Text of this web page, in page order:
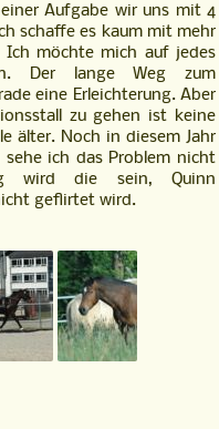
Aufgabe wir uns mit 4
schaffe es kaum mit mehr
Ich möchte mich auf jedes
Der lange Weg zum
eine Erleichterung. Aber
zu gehen ist keine
älter. Noch in diesem Jahr
ich das Problem nicht
wird die sein, Quinn
geflirtet wird.